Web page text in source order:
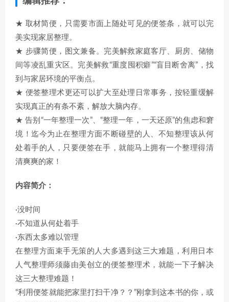
★ 取材简便，只需要市面上随处可见的便签条，就可以完
美实现家居整理。
★ 步骤简便，图文兼备。完美解救家庭客厅、厨房、储物
间等凌乱重灾区。完美解救“重度囤积癖”“盲目断舍离”，找
到与家居环境的平衡点。
★ 便签整理术更还可以扩大至处理日常事务，按轻重缓解
实现真正的有条不紊，解放大脑内存。
★ 告别“一年整理一次”、“整理一年，一天还原”的焦虑和窘
境！迄今为止在整理方面不断碰壁的人、不知整理该从何
处着手的人，只要便签在手，就能马上拥有一个整理得清
清爽爽的家！
内容简介：
·没时间
·不知道从何处着手
·东西太多难以管理
在整理方面束手无策的人大多遇到这三大难题，利用日本
人气整理师须藤由美创立的便签整理术，就能一下子解决
这三大整理难题！
“利用便签就能把家里打扫干净？？”刚拿到这本书的你，或